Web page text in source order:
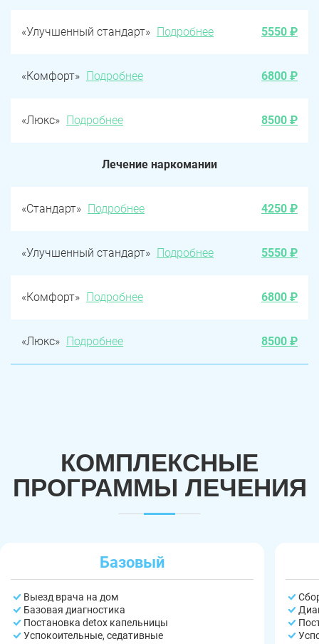
«Улучшенный стандарт» Подробнее 5550 ₽
«Комфорт» Подробнее 6800 ₽
«Люкс» Подробнее 8500 ₽
Лечение наркомании
«Стандарт» Подробнее 4250 ₽
«Улучшенный стандарт» Подробнее 5550 ₽
«Комфорт» Подробнее 6800 ₽
«Люкс» Подробнее 8500 ₽
КОМПЛЕКСНЫЕ
ПРОГРАММЫ ЛЕЧЕНИЯ
Базовый
Выезд врача на дом
Базовая диагностика
Постановка detox капельницы
Успокоительные, седативные